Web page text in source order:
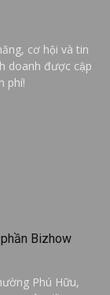
cơ hội và tin
doanh được cập
phí!
Bizhow
Phú Hữu,